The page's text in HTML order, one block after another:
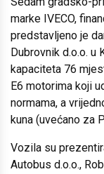
marke IVECO,
predstavljeno je
Dubrovnik d.o.o. u
kapaciteta 76
E6 motorima koji
normama, a
kuna (uvećano za
Vozila su
Autobus d.o.o.,